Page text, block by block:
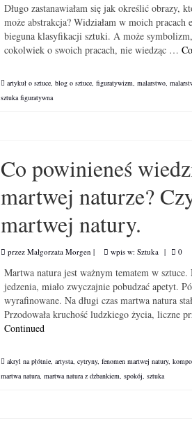
Długo zastanawiałam się jak określić obrazy,
może abstrakcja? Widziałam w moich
bieguna klasyfikacji sztuki. A może
cokolwiek o swoich pracach, nie wiedząc …
artykuł o sztuce,blog o sztuce,figuratywizm,malarstwo,
sztuka figuratywna
Co powinieneś
martwej naturze?
martwej natury.
przezMałgorzata Morgen | wpis w:Sztuka | 0
Martwa natura jest ważnym tematem w sztuce.
jedzenia, miało zwyczajnie pobudzać apetyt.
wyrafinowane. Na długi czas martwa natura
Przodowała kruchość ludzkiego życia, liczne
Continued
akryl na płótnie,artysta,cytryny,fenomen martwej natury,
martwa natura,martwa natura z dzbankiem,spokój,sztuka